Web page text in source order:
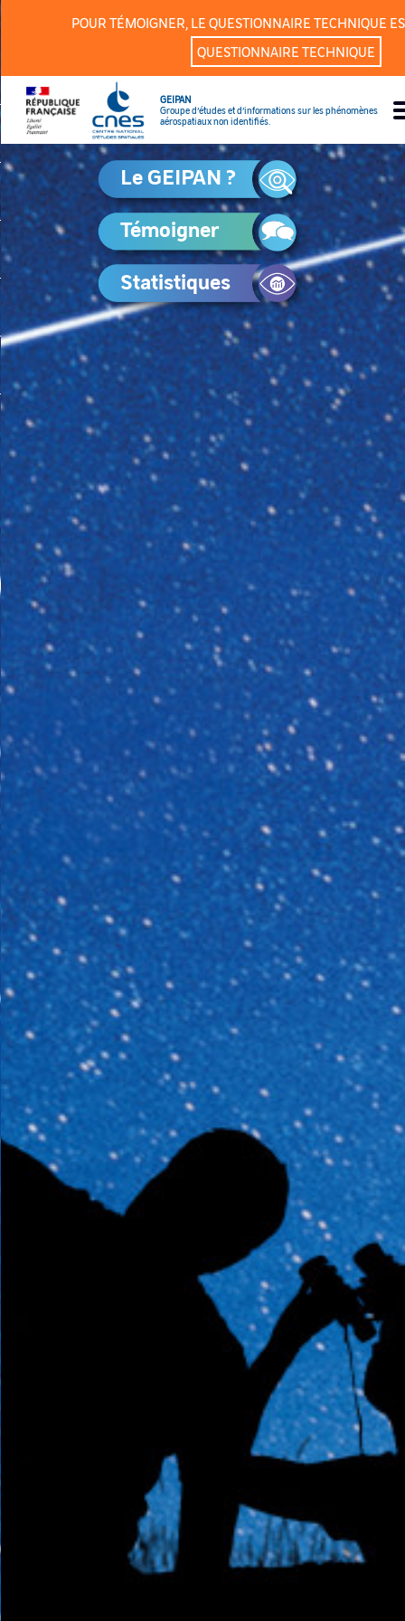
Panneau de gestion des cookies
POUR TÉMOIGNER, LE QUESTIONNAIRE TECHNIQUE
QUESTIONNAIRE TECHNIQUE
GEIPAN
Groupe d’études et d’informations sur les phénomènes
aérospatiaux non identifiés.
Le GEIPAN ?
Témoigner
Statistiques